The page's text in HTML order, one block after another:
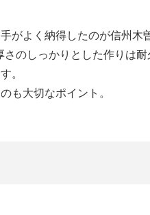
がよく納得したのが信州木
のしっかりとした作りは
。
も大切なポイント。